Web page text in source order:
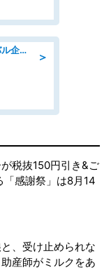
＞
09月開始/「土日祝休み」グローバル企業での産業保健のお仕事/保健師/高時給/残業なし/服装自由
税抜150円引き&ご
「感謝祭」は8月14
、受け止められな
産師がミルクをあ